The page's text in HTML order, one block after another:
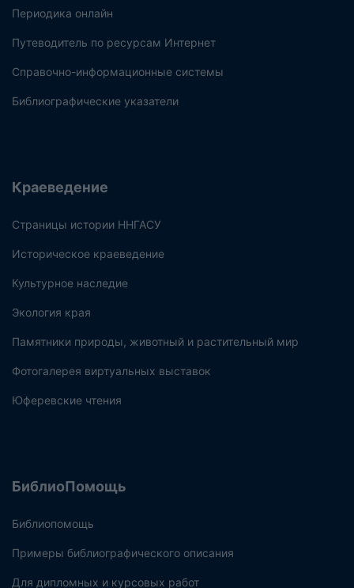
Периодика онлайн
Путеводитель по ресурсам Интернет
Справочно-информационные системы
Библиографические указатели
Краеведение
Страницы истории ННГАСУ
Историческое краеведение
Культурное наследие
Экология края
Памятники природы, животный и растительный мир
Фотогалерея виртуальных выставок
Юферевские чтения
БиблиоПомощь
Библиопомощь
Примеры библиографического описания
Для дипломных и курсовых работ